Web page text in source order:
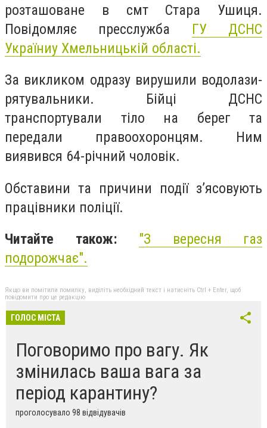
розташоване в смт Стара Ушиця.
Повідомляє пресслужба ГУ ДСНС
Україниу Хмельницькій області.
За викликом одразу вирушили водолази-
рятувальники. Бійці ДСНС
транспортували тіло на берег та
передали правоохоронцям. Ним
виявився 64-річний чоловік.
Обставини та причини події з’ясовують
працівники поліції.
Читайте також: "З вересня газ
подорожчає".
Якщо ви помітили помилку, виділіть необхідний текст і натисніть Ctrl + Enter, щоб
повідомити про це редакцію
ГОЛОС МІСТА
Поговоримо про вагу. Як
змінилась ваша вага за
період карантину?
проголосувало 98 відвідувачів